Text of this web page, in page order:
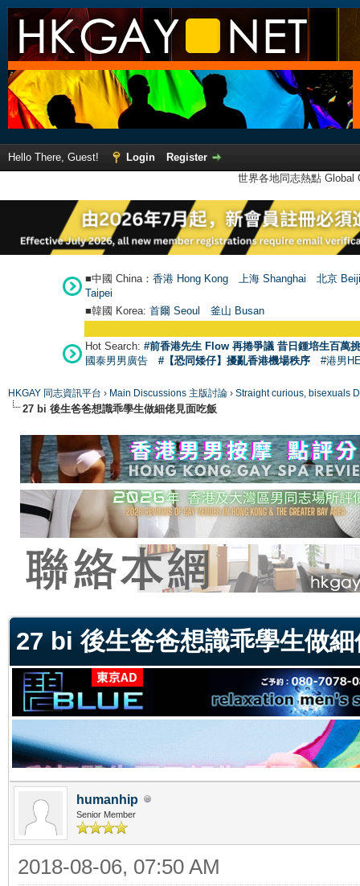
Hello There, Guest! Login
Register
世界各地同志熱點
■中國 China： 香港 Hong Kong 上海 Shanghai
北京
Taipei
■韓國 Korea: 首爾 Seoul 釜山 Busan
Hot Search: #前香港先生 Flow 再捲爭議 昔日鍾培生百萬
國泰男男廣告
#【恐同矮仔】擾亂香港機場秩序 #港男
HKGAY 同志資訊平台 › Main Discussions 主版討論 › Straight curious, bisexuals
27 bi 後生爸爸想識乖學生做細佬見面吃飯
27 bi 後生爸爸想識乖學生做
humanhip
Senior Member
2018-08-06, 07:50 AM